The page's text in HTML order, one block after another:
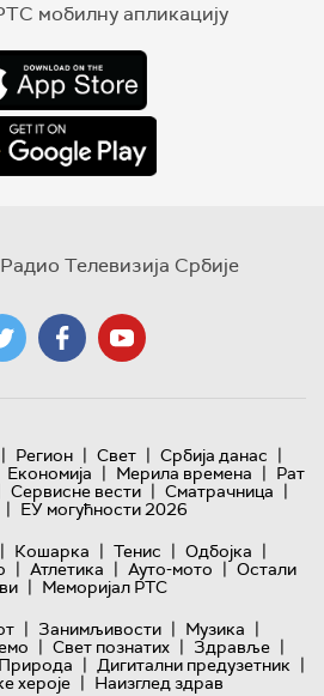
мобилну апликацију
Радио Телевизија Србије
| Регион | Свет | Србија данас |
Економија | Мерила времена | Рат
Сервисне вести | Сматрачница |
| ЕУ могућности 2026
| Кошарка | Тенис | Одбојка |
| Атлетика | Ауто-мото | Остали
| Меморијал РТС
| Занимљивости | Музика |
| Свет познатих | Здравље |
Природа | Дигитални предузетник |
хероје | Наизглед здрав